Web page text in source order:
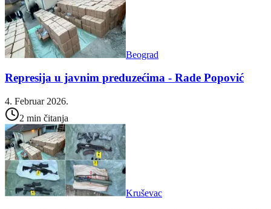
Beograd
Represija u javnim preduzećima - Rade Popović
4. Februar 2026.
2 min čitanja
Kruševac